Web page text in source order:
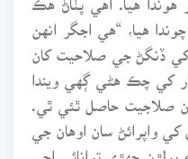
هيا، “هي اجگر انهن
کي ڏنگڻ جي صلاحيت کان
کي چڪ هڻي ڳهي ويندا
صلاجيت حاصل ٿئي ٿي.
کي واپرائڻ سان اوهان جي
جهڙي توانائي اچي